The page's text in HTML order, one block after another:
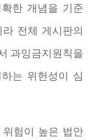
한 개념을 기준
전체 게시판의
과잉금지원칙을
는 위헌성이 심
험이 높은 법안